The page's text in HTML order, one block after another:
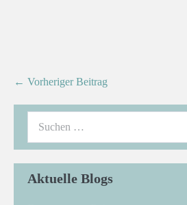
← Vorheriger Beitrag
Aktuelle Blogs